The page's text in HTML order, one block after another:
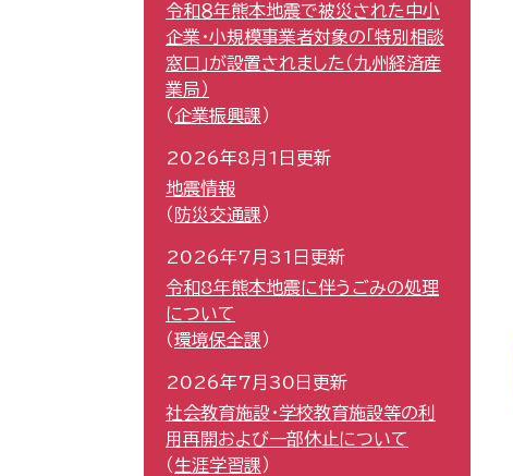
令和８年熊本地震で被災された中小
企業・小規模事業者対象の「特別相談
窓口」が設置されました（九州経済産
業局）
企業振興課
2026年8月1日更新
地震情報
防災交通課
2026年7月31日更新
令和8年熊本地震に伴うごみの処理
について
環境保全課
2026年7月30日更新
社会教育施設・学校教育施設等の利
用再開および一部休止について
生涯学習課